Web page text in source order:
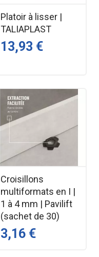
Platoir à lisser |
TALIAPLAST
13,93 €
Croisillons
multiformats en I |
1 à 4 mm | Pavilift
(sachet de 30)
3,16 €